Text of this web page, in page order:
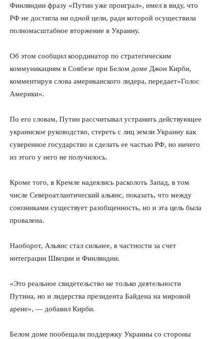
Финляндии фразу «Путин уже проиграл», имел в виду, что
РФ не достигла ни одной цели, ради которой осуществила
полномасштабное вторжение в Украину.
Об этом сообщил координатор по стратегическим
коммуникациям в Совбезе при Белом доме Джон Кирби,
комментируя слова американского лидера, передает»Голос
Америки».
По его словам, Путин рассчитывал устранить действующее
украинское руководство, стереть с лиц земли Украину как
суверенное государство и сделать ее частью РФ, но ничего
из этого у него не получилось.
Кроме того, в Кремле надеялись расколоть Запад, в том
числе Североатлантический альянс, показать, что между
союзниками существует разобщенность, но и эта цель была
провалена.
Наоборот, Альянс стал сильнее, в частности за счет
интеграции Швеции и Финляндии.
«Это реальное свидетельство не только деятельности
Путина, но и лидерства президента Байдена на мировой
арене», — добавил Кирби.
Белом доме пообещали поддержку Украины со стороны